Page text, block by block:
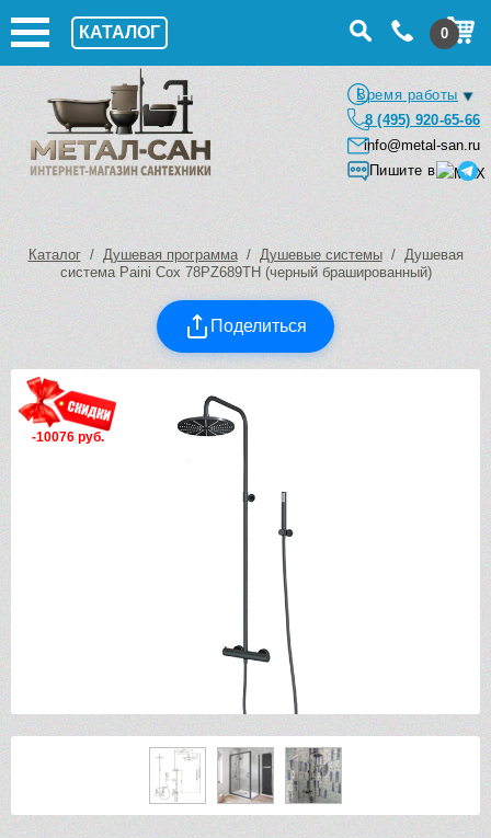
КАТАЛОГ 0
Время работы
8 (495) 920-65-66
info@metal-san.ru
Пишите в
Каталог/ Душевая программа/ Душевые системы/ Душевая
система Paini Cox 78PZ689TH (черный брашированный)
Поделиться
-10076 руб.